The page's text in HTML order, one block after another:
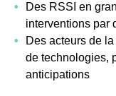
•
Des RSSI en
interventions par
•
Des acteurs de
de technologies,
anticipations